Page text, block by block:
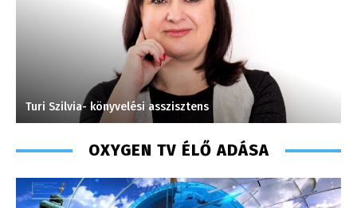
Turi Szilvia- könyvelési asszisztens
OXYGEN TV ÉLŐ ADÁSA